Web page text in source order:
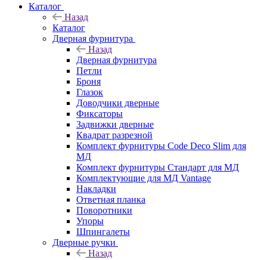
Каталог
Назад
Каталог
Дверная фурнитура
Назад
Дверная фурнитура
Петли
Броня
Глазок
Доводчики дверные
Фиксаторы
Задвижки дверные
Квадрат разрезной
Комплект фурнитуры Code Deco Slim для
МД
Комплект фурнитуры Стандарт для МД
Комплектующие для МД Vantage
Накладки
Ответная планка
Поворотники
Упоры
Шпингалеты
Дверные ручки
Назад